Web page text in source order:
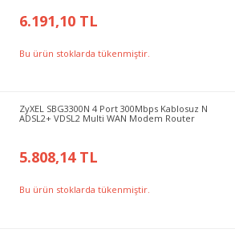
6.191,10 TL
Bu ürün stoklarda tükenmiştir.
ZyXEL SBG3300N 4 Port 300Mbps Kablosuz N
ADSL2+ VDSL2 Multi WAN Modem Router
5.808,14 TL
Bu ürün stoklarda tükenmiştir.